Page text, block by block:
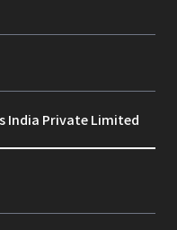
India Private Limited